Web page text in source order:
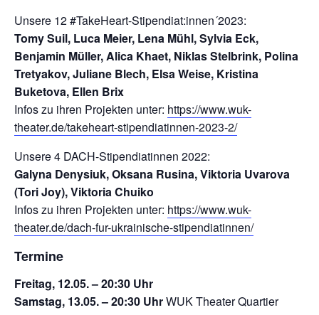
Unsere 12 #TakeHeart-Stipendiat:innen´2023:
Tomy Suil, Luca Meier, Lena Mühl, Sylvia Eck,
Benjamin Müller, Alica Khaet, Niklas Stelbrink, Polina
Tretyakov, Juliane Blech, Elsa Weise, Kristina
Buketova, Ellen Brix
Infos zu ihren Projekten unter: https://www.wuk-
theater.de/takeheart-stipendiatinnen-2023-2/
Unsere 4 DACH-Stipendiatinnen 2022:
Galyna Denysiuk, Oksana Rusina, Viktoria Uvarova
(Tori Joy), Viktoria Chuiko
Infos zu ihren Projekten unter: https://www.wuk-
theater.de/dach-fur-ukrainische-stipendiatinnen/
Termine
Freitag, 12.05. – 20:30 Uhr
Samstag, 13.05. – 20:30 UhrWUK Theater Quartier